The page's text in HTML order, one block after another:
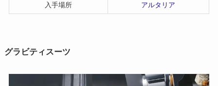
入手場所 アルタリア
グラビティスーツ